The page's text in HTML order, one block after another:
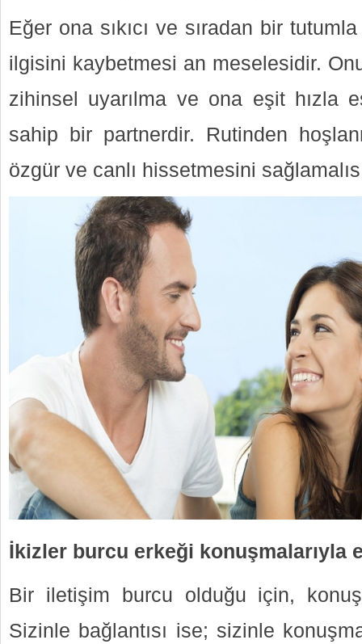
Eğer ona sıkıcı ve sıradan bir
ilgisini kaybetmesi an meselesidir.
zihinsel uyarılma ve ona eşit hızla
sahip bir partnerdir. Rutinden
özgür ve canlı hissetmesini
İkizler burcu erkeği konuşmalarıyla
Bir iletişim burcu olduğu için,
Sizinle bağlantısı ise; sizinle